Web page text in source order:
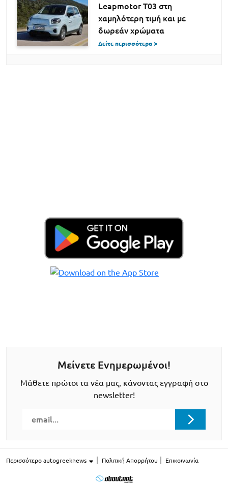
Leapmotor T03 στη
χαμηλότερη τιμή και με
δωρεάν χρώματα
Δείτε περισσότερα >
Μείνετε Ενημερωμένοι!
Μάθετε πρώτοι τα νέα μας, κάνοντας εγγραφή στο
newsletter!
Περισσότερο autogreeknews Πολιτική Απορρήτου Επικοινωνία